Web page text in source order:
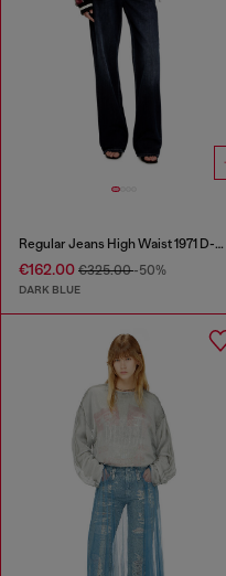
Regular Jeans High Waist 1971 D-Sent
€162.00 €325.00-50%
DARK BLUE